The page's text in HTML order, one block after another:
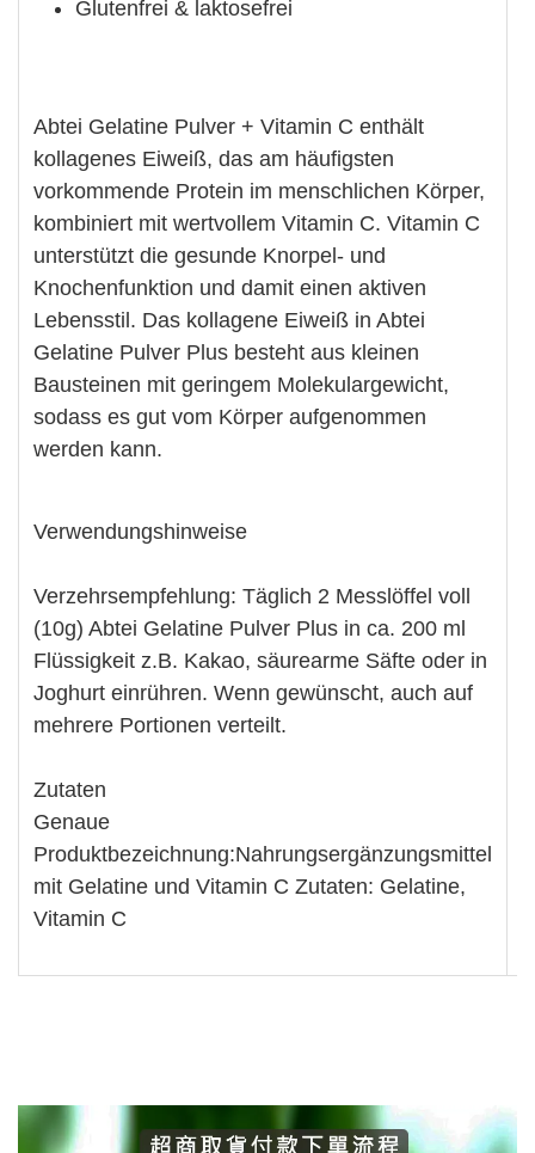
Glutenfrei & laktosefrei
Abtei Gelatine Pulver + Vitamin C enthält
kollagenes Eiweiß, das am häuﬁgsten
vorkommende Protein im menschlichen Körper,
kombiniert mit wertvollem Vitamin C. Vitamin C
unterstützt die gesunde Knorpel- und
Knochenfunktion und damit einen aktiven
Lebensstil. Das kollagene Eiweiß in Abtei
Gelatine Pulver Plus besteht aus kleinen
Bausteinen mit geringem Molekulargewicht,
sodass es gut vom Körper aufgenommen
werden kann.
Verwendungshinweise
Verzehrsempfehlung: Täglich 2 Messlöffel voll
(10g) Abtei Gelatine Pulver Plus in ca. 200 ml
Flüssigkeit z.B. Kakao, säurearme Säfte oder in
Joghurt einrühren. Wenn gewünscht, auch auf
mehrere Portionen verteilt.
Zutaten
Genaue
Produktbezeichnung:Nahrungsergänzungsmittel
mit Gelatine und Vitamin C Zutaten: Gelatine,
Vitamin C